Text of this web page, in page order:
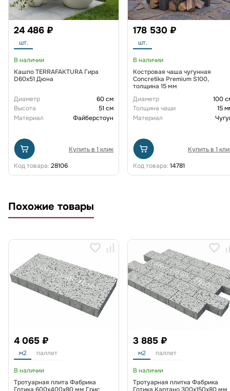
24 486 ₽
шт.
В наличии
Кашпо TERRAFAKTURA Гира
D60х51 Дюна
Диаметр
60 см
Высота
51 см
Материал
Файберстоун
Купить в 1 клик
Код товара: 28106
178 530 ₽
шт.
В наличии
Костровая чаша чугунная
Concretika Premium S100,
толщина 15 мм
Диаметр
100
Толщина чаши
15
Материал
Купить в 1
Код товара: 14781
Похожие товары
4 065 ₽
м2 паллет
В наличии
Тротуарная плита Фабрика
3 885 ₽
м2 паллет
В наличии
Тротуарная плитка Фабрика